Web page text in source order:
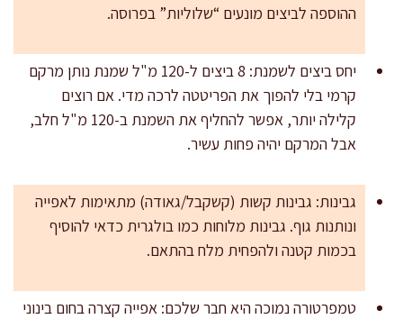
ההוספה לביצים מונעים “שלוליות” בפרוסה.
יחס ביצים לשמנת: 8 ביצים ל-120 מ"ל שמנת נותן מרקם
קרמי בלי להפוך את הפריטטה לרכה מדי. אם רוצים
קלילה יותר, אפשר להחליף את השמנת ב-120 מ"ל חלב,
אבל המרקם יהיה פחות עשיר.
גבינות: גבינות קשות (קשקבל/גאודה) מתאימות לאפייה
ונותנות גוף. גבינות מלוחות כמו בולגרית כדאי להוסיף
בכמות קטנה ולהפחית מלח בהתאם.
טמפרטורה נמוכה היא חבר שלכם: אפייה קצרה בחום בינוני